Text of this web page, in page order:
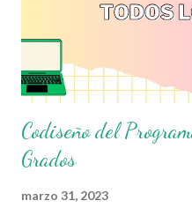
dedicacion y trabajo podemos
didacticas, recuerden que
fines educativos, didácticos e
Codiseño del
Grados
marzo 31, 2023